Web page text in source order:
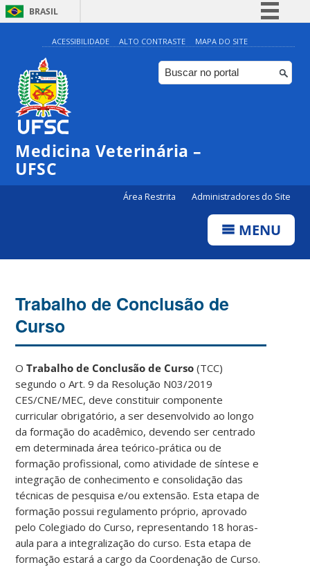
BRASIL
Simplifique!
Comunica BR
Participe
ACESSIBILIDADE ALTO CONTRASTE MAPA DO SITE
Medicina Veterinária –
UFSC
Área Restrita Administradores do Site
MENU
Trabalho de Conclusão de
Curso
OTrabalho de Conclusão de Curso (TCC)
segundo o Art. 9 da Resolução N03/2019
CES/CNE/MEC, deve constituir componente
curricular obrigatório, a ser desenvolvido ao longo
da formação do acadêmico, devendo ser centrado
em determinada área teórico-prática ou de
formação profissional, como atividade de síntese e
integração de conhecimento e consolidação das
técnicas de pesquisa e/ou extensão. Esta etapa de
formação possui regulamento próprio, aprovado
pelo Colegiado do Curso, representando 18 horas-
aula para a integralização do curso. Esta etapa de
formação estará a cargo da Coordenação de Curso.